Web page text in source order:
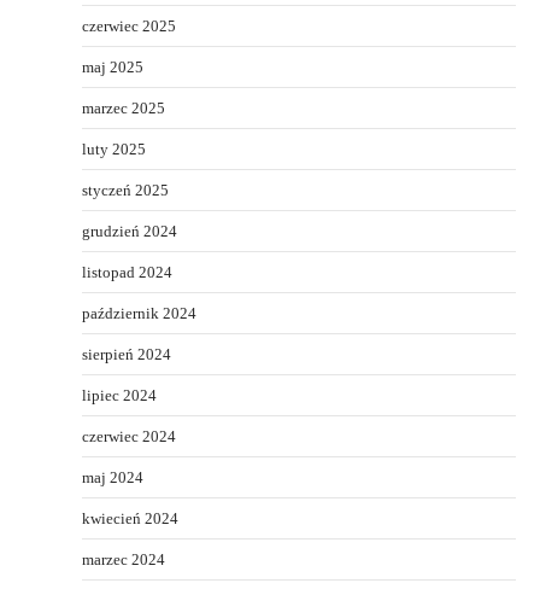
czerwiec 2025
maj 2025
marzec 2025
luty 2025
styczeń 2025
grudzień 2024
listopad 2024
październik 2024
sierpień 2024
lipiec 2024
czerwiec 2024
maj 2024
kwiecień 2024
marzec 2024